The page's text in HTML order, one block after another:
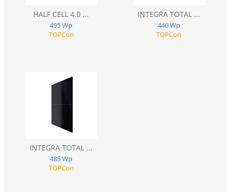
HALF CELL 4.0 ...
495 Wp
TOPCon
INTEGRA TOTAL ...
440 Wp
TOPCon
INTEGRA TOTAL ...
485 Wp
TOPCon